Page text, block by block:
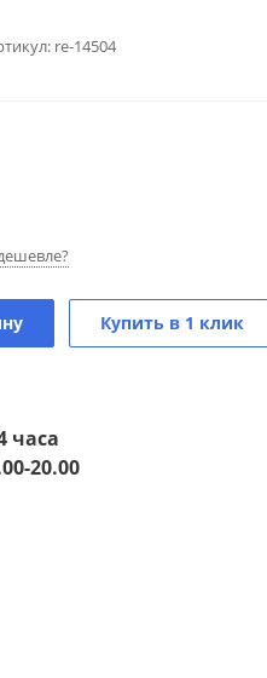
re-14504
Купить в 1 клик
часа
20.00